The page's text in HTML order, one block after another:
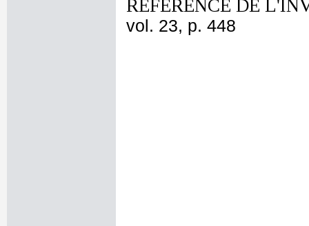
REFERENCE DE
vol. 23, p. 448